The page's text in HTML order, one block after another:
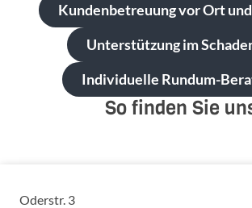
Kundenbetreuung vor Ort
Unterstützung im
Individuelle Rundum-
So finden Sie
Oderstr. 3